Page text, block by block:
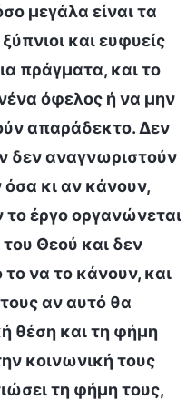
μεγάλα είναι τα
και ευφυείς
πράγματα, και το
όφελος ή να μην
απαράδεκτο. Δεν
δεν αναγνωριστούν
όσα κι αν κάνουν,
το έργο οργανώνεται
Θεού και δεν
να το κάνουν, και
αν αυτό θα
θέση και τη φήμη
κοινωνική τους
τη φήμη τους,